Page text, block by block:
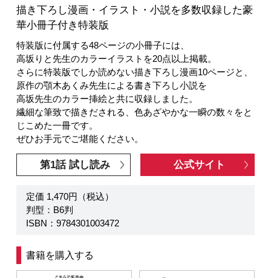
描き下ろし漫画・イラスト・小説を多数収録した豪
華小冊子付き特装版
特装版に付属する48ページの小冊子には、
高坂りと先生のカラーイラストを20点以上掲載。
さらに特装版でしか読めない描き下ろし漫画10ページと、
原作の顎木あくみ先生による書き下ろし小説を
高坂先生のカラー挿絵と共に収録しました。
繊細な筆致で描きだされる、色あざやかな一瞬の数々をと
じこめた一冊です。
ぜひお手元でご堪能ください。
第1話 試し読み 公式サイト
定価 1,470円（税込）
判型：B6判
ISBN：9784301003472
書籍を購入する